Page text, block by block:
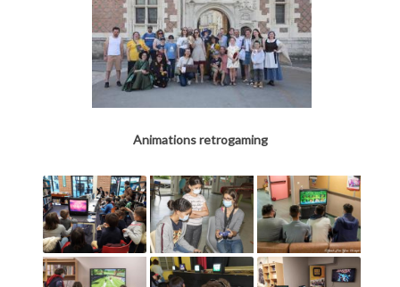
Animations retrogaming